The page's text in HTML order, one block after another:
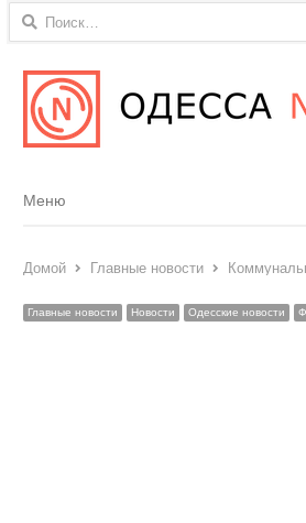
Найти:
Menu
Меню
Домой Главные новости
Главные новости Новости Одесские новости